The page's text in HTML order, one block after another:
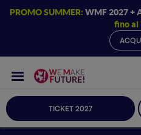
PROMO SUMMER: WMF 2027 +
fino al
TICKET 2027